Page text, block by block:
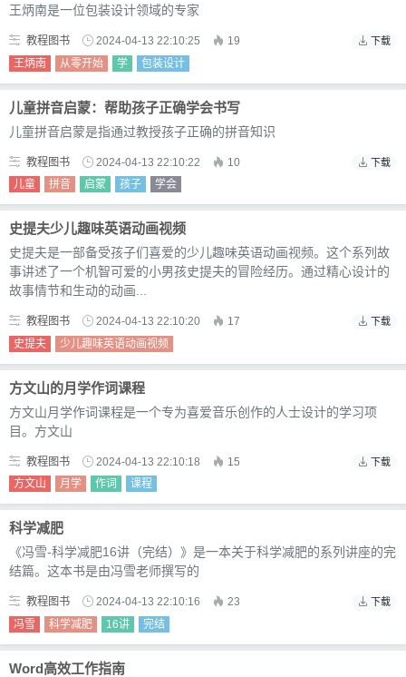
王炳南是一位包装设计领域的专家
教程图书 2024-04-13 22:10:25 19 下载
王炳南 从零开始 学 包装设计
儿童拼音启蒙：帮助孩子正确学会书写
儿童拼音启蒙是指通过教授孩子正确的拼音知识
教程图书 2024-04-13 22:10:22 10 下载
儿童 拼音 启蒙 孩子 学会
史提夫少儿趣味英语动画视频
史提夫是一部备受孩子们喜爱的少儿趣味英语动画视频。这个系列故
事讲述了一个机智可爱的小男孩史提夫的冒险经历。通过精心设计的
故事情节和生动的动画...
教程图书 2024-04-13 22:10:20 17 下载
史提夫 少儿趣味英语动画视频
方文山的月学作词课程
方文山月学作词课程是一个专为喜爱音乐创作的人士设计的学习项
目。方文山
教程图书 2024-04-13 22:10:18 15 下载
方文山 月学 作词 课程
科学减肥
《冯雪-科学减肥16讲（完结）》是一本关于科学减肥的系列讲座的完
结篇。这本书是由冯雪老师撰写的
教程图书 2024-04-13 22:10:16 23 下载
冯雪 科学减肥 16讲 完结
Word高效工作指南